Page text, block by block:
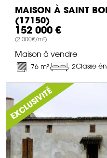
MAISON À SAINT
(17150)
152 000 €
(2 000€/m²)
Maison à vendre
76 m² 2Classe
DÉCOUVRIR CE BIEN
EXCLUSIVITÉ